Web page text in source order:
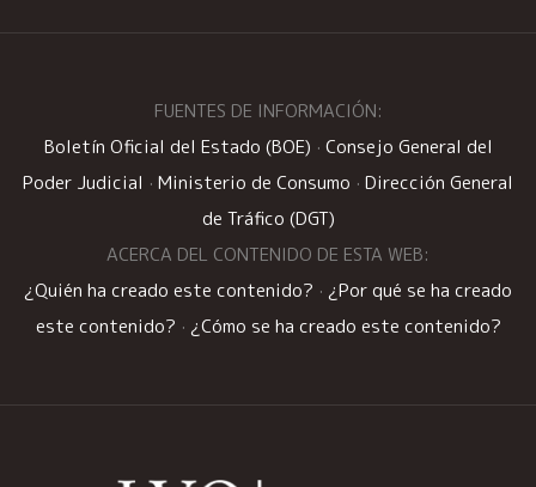
FUENTES DE INFORMACIÓN:
Boletín Oficial del Estado (BOE) · Consejo General del
Poder Judicial · Ministerio de Consumo · Dirección General
de Tráfico (DGT)
ACERCA DEL CONTENIDO DE ESTA WEB:
¿Quién ha creado este contenido? · ¿Por qué se ha creado
este contenido? · ¿Cómo se ha creado este contenido?